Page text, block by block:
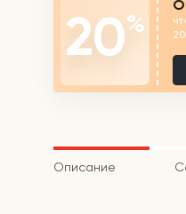
20%
Описание